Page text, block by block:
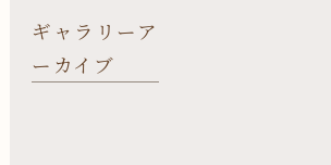
ギャラリーア
ーカイブ